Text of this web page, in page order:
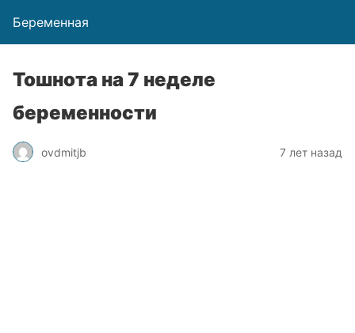
Беременная
Тошнота на 7 неделе
беременности
ovdmitjb 7 лет назад